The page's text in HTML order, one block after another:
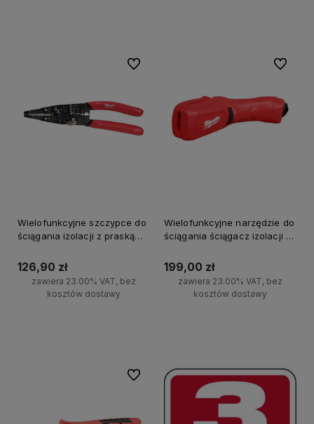
Wielofunkcyjne szczypce do
ściągania izolacji z praską
126,90 zł
zawiera 23.00% VAT, bez
kosztów dostawy
Do ulubionych
Wielofunkcyjne narzędzie do
ściągania ściągacz izolacji 4
199,00 zł
zawiera 23.00% VAT, bez
kosztów dostawy
Do
Do ulubionych